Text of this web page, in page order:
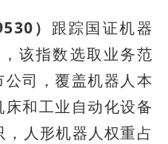
） 跟踪国证机器
该指数选取业务范
司，覆盖机器人本
和工业自动化设备
人形机器人权重占